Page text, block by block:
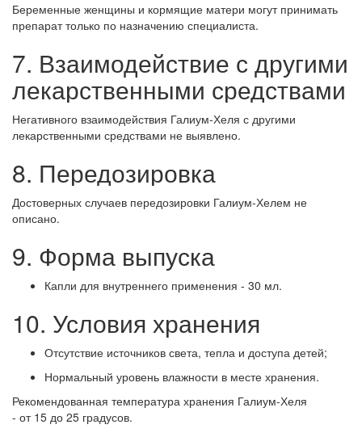
Беременные женщины и кормящие матери могут принимать
препарат только по назначению специалиста.
7. Взаимодействие с другими
лекарственными средствами
Негативного взаимодействия Галиум-Хеля с другими
лекарственными средствами не выявлено.
8. Передозировка
Достоверных случаев передозировки Галиум-Хелем не
описано.
9. Форма выпуска
Капли для внутреннего применения - 30 мл.
10. Условия хранения
Отсутствие источников света, тепла и доступа детей;
Нормальный уровень влажности в месте хранения.
Рекомендованная температура хранения Галиум-Хеля
- от 15 до 25 градусов.